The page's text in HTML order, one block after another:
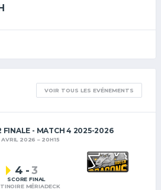
VOIR TOUS LES EVÉNEMENTS
FINALE - MATCH 4 2025-2026
AVRIL 2026 20H15
4 -3
SCORE FINAL
MÉRIADECK